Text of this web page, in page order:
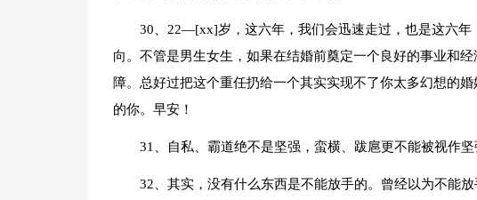
30、22—[xx]岁，这六年，我们会迅速走过，也是这六
向。不管是男生女生，如果在结婚前奠定一个良好的事业和
障。总好过把这个重任扔给一个其实实现不了你太多幻想的
的你。早安！
31、自私、霸道绝不是坚强，蛮横、跋扈更不能被视作
32、其实，没有什么东西是不能放手的。曾经以为不能